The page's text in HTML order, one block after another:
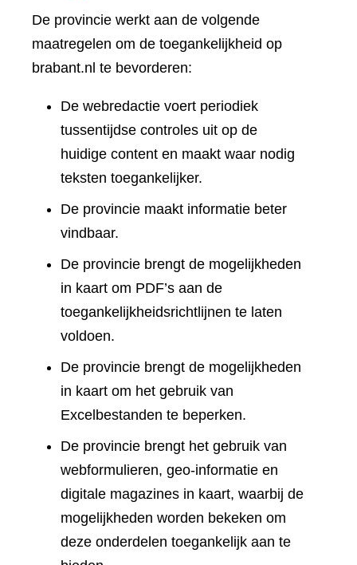
De provincie werkt aan de volgende
maatregelen om de toegankelijkheid op
brabant.nl te bevorderen:
De webredactie voert periodiek
tussentijdse controles uit op de
huidige content en maakt waar nodig
teksten toegankelijker.
De provincie maakt informatie beter
vindbaar.
De provincie brengt de mogelijkheden
in kaart om PDF’s aan de
toegankelijkheidsrichtlijnen te laten
voldoen.
De provincie brengt de mogelijkheden
in kaart om het gebruik van
Excelbestanden te beperken.
De provincie brengt het gebruik van
webformulieren, geo-informatie en
digitale magazines in kaart, waarbij de
mogelijkheden worden bekeken om
deze onderdelen toegankelijk aan te